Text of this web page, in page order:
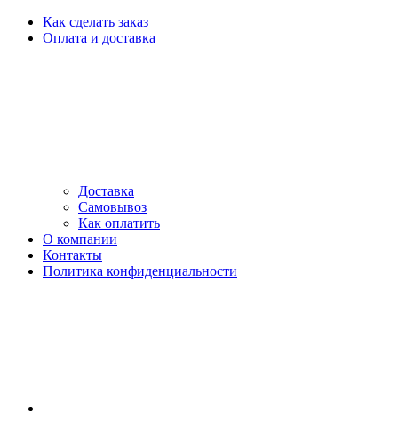
Как сделать заказ
Оплата и доставка
Доставка
Самовывоз
Как оплатить
О компании
Контакты
Политика конфиденциальности